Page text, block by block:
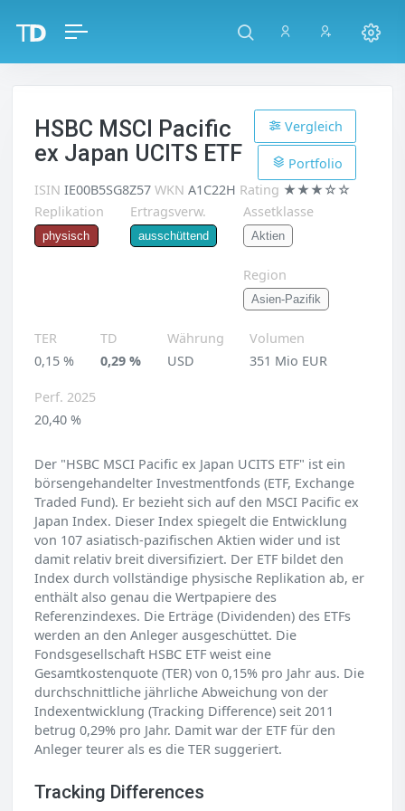
HSBC MSCI Pacific
ex Japan UCITS ETF
Vergleich
Portfolio
ISIN IE00B5SG8Z57 WKN A1C22H Rating ★★★☆☆
Replikation
physisch
Ertragsverw.
ausschüttend
Assetklasse
Aktien
Region
Asien-Pazifik
TER
0,15 %
TD
0,29 %
Währung
USD
Volumen
351 Mio EUR
Perf. 2025
20,40 %
Der "HSBC MSCI Pacific ex Japan UCITS ETF" ist ein
börsengehandelter Investmentfonds (ETF, Exchange
Traded Fund). Er bezieht sich auf den MSCI Pacific ex
Japan Index. Dieser Index spiegelt die Entwicklung
von 107 asiatisch-pazifischen Aktien wider und ist
damit relativ breit diversifiziert. Der ETF bildet den
Index durch vollständige physische Replikation ab, er
enthält also genau die Wertpapiere des
Referenzindexes. Die Erträge (Dividenden) des ETFs
werden an den Anleger ausgeschüttet. Die
Fondsgesellschaft HSBC ETF weist eine
Gesamtkostenquote (TER) von 0,15% pro Jahr aus. Die
durchschnittliche jährliche Abweichung von der
Indexentwicklung (Tracking Difference) seit 2011
betrug 0,29% pro Jahr. Damit war der ETF für den
Anleger teurer als es die TER suggeriert.
Tracking Differences